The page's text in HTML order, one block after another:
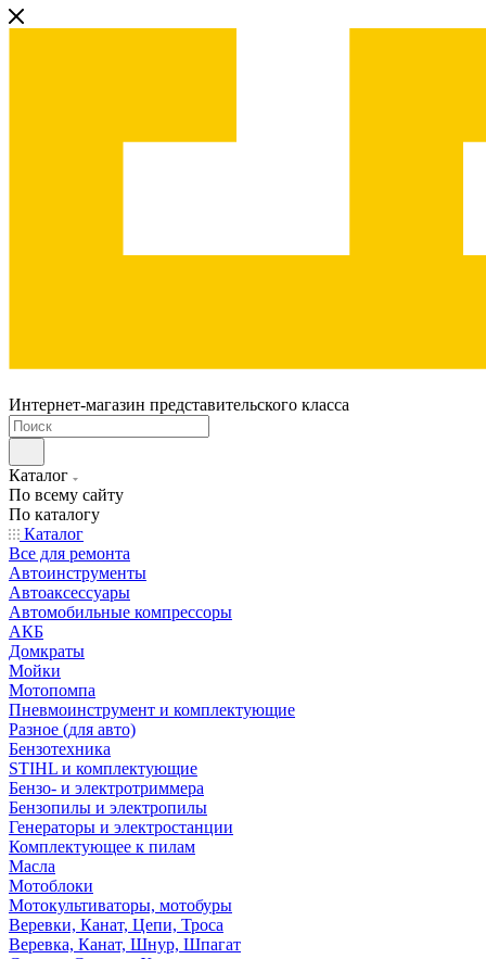
Интернет-магазин представительского класса
Каталог
По всему сайту
По каталогу
Каталог
Все для ремонта
Автоинструменты
Автоаксессуары
Автомобильные компрессоры
АКБ
Домкраты
Мойки
Мотопомпа
Пневмоинструмент и комплектующие
Разное (для авто)
Бензотехника
STIHL и комплектующие
Бензо- и электротриммера
Бензопилы и электропилы
Генераторы и электростанции
Комплектующее к пилам
Масла
Мотоблоки
Мотокультиваторы, мотобуры
Веревки, Канат, Цепи, Троса
Веревка, Канат, Шнур, Шпагат